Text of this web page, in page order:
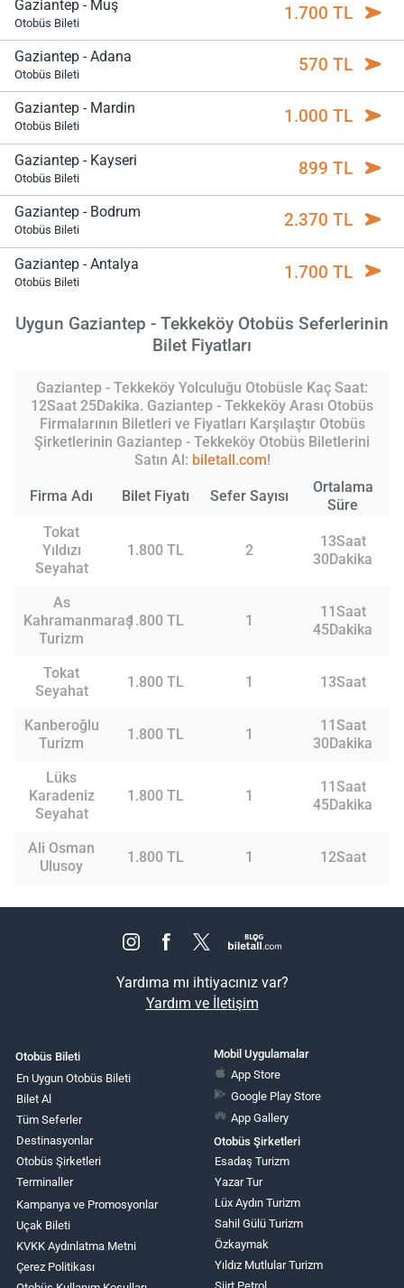
Gaziantep - Muş
Otobüs Bileti 1.700 TL
Gaziantep - Adana
Otobüs Bileti 570 TL
Gaziantep - Mardin
Otobüs Bileti 1.000 TL
Gaziantep - Kayseri
Otobüs Bileti 899 TL
Gaziantep - Bodrum
Otobüs Bileti 2.370 TL
Gaziantep - Antalya
Otobüs Bileti 1.700 TL
Uygun Gaziantep - Tekkeköy Otobüs Seferlerinin
Bilet Fiyatları
Gaziantep - Tekkeköy Yolculuğu Otobüsle Kaç Saat:
12Saat 25Dakika. Gaziantep - Tekkeköy Arası Otobüs
Firmalarının Biletleri ve Fiyatları Karşılaştır Otobüs
Şirketlerinin Gaziantep - Tekkeköy Otobüs Biletlerini
Satın Al: biletall.com!
Firma Adı Bilet Fiyatı Sefer Sayısı
Ortalama
Süre
Tokat
Yıldızı
Seyahat
1.800 TL 2
13Saat
30Dakika
As
Kahramanmaraş
Turizm
1.800 TL 1
11Saat
45Dakika
Tokat
Seyahat
1.800 TL 1 13Saat
Kanberoğlu
Turizm
1.800 TL 1
11Saat
30Dakika
Lüks
Karadeniz
Seyahat
1.800 TL 1
11Saat
45Dakika
Ali Osman
Ulusoy
1.800 TL 1 12Saat
Yardıma mı ihtiyacınız var?
Yardım ve İletişim
Otobüs Bileti
En Uygun Otobüs Bileti
Bilet Al
Tüm Seferler
Destinasyonlar
Otobüs Şirketleri
Terminaller
Kampanya ve Promosyonlar
Uçak Bileti
KVKK Aydınlatma Metni
Çerez Politikası
Mobil Uygulamalar
App Store
Google Play Store
App Gallery
Otobüs Şirketleri
Esadaş Turizm
Yazar Tur
Lüx Aydın Turizm
Sahil Gülü Turizm
Özkaymak
Yıldız Mutlular Turizm